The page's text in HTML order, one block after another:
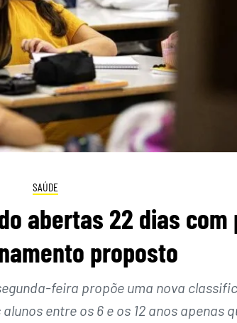
SAÚDE
abertas 22 dias com
proposto
feira propõe uma nova
entre os 6 e os 12 anos apenas